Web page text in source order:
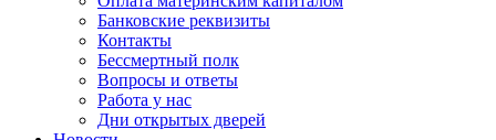
Банковские реквизиты
Контакты
Бессмертный полк
Вопросы и ответы
Работа у нас
Дни открытых дверей